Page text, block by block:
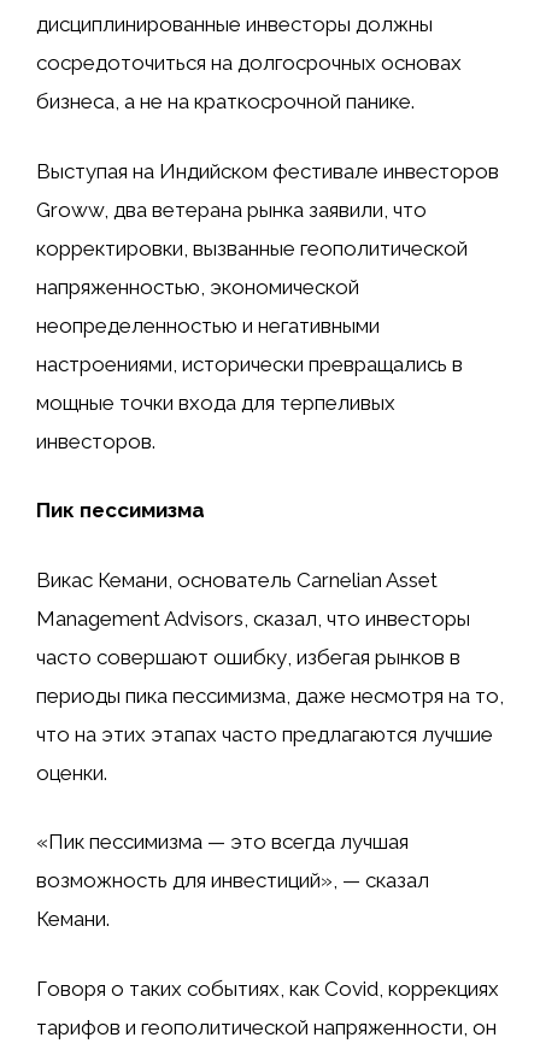
дисциплинированные инвесторы должны
сосредоточиться на долгосрочных основах
бизнеса, а не на краткосрочной панике.
Выступая на Индийском фестивале инвесторов
Groww, два ветерана рынка заявили, что
корректировки, вызванные геополитической
напряженностью, экономической
неопределенностью и негативными
настроениями, исторически превращались в
мощные точки входа для терпеливых
инвесторов.
Пик пессимизма
Викас Кемани, основатель Carnelian Asset
Management Advisors, сказал, что инвесторы
часто совершают ошибку, избегая рынков в
периоды пика пессимизма, даже несмотря на то,
что на этих этапах часто предлагаются лучшие
оценки.
«Пик пессимизма — это всегда лучшая
возможность для инвестиций», — сказал
Кемани.
Говоря о таких событиях, как Covid, коррекциях
тарифов и геополитической напряженности, он